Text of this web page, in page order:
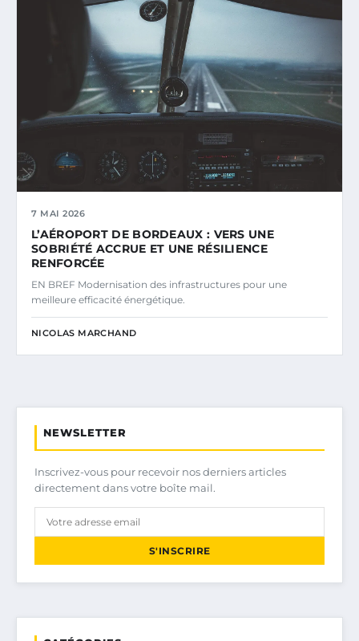
7 MAI 2026
L’AÉROPORT DE BORDEAUX : VERS UNE
SOBRIÉTÉ ACCRUE ET UNE RÉSILIENCE
RENFORCÉE
EN BREF Modernisation des infrastructures pour une
meilleure efficacité énergétique.
NICOLAS MARCHAND
NEWSLETTER
Inscrivez-vous pour recevoir nos derniers articles
directement dans votre boîte mail.
S'INSCRIRE